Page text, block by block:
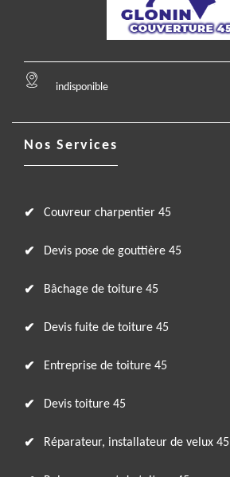
indisponible
Nos Services
Couvreur charpentier 45
Devis pose de gouttière 45
Bâchage de toiture 45
Devis fuite de toiture 45
Entreprise de toiture 45
Devis toiture 45
Réparateur, installateur de velux 45